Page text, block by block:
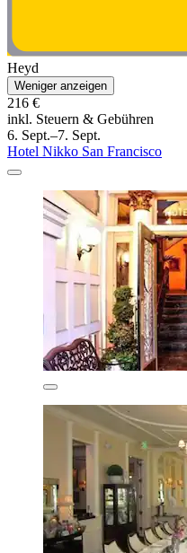
Heyd
Weniger anzeigen
216 €
inkl. Steuern & Gebühren
6. Sept.–7. Sept.
Hotel Nikko San Francisco